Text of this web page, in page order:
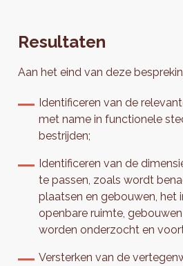
Resultaten
Aan het eind van deze
Identificeren van de
met name in functionele
bestrijden;
Identificeren van de
te passen, zoals wordt
plaatsen en gebouwen, het
openbare ruimte,
worden onderzocht en
Versterken van de